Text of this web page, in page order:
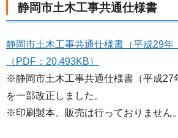
静岡市土木工事共通仕様書
静岡市土木工事共通仕様書（平成29年
（PDF：20,493KB）
※静岡市土木工事共通仕様書（平成27
を一部改正しました。
※印刷製本、販売は行っておりません。